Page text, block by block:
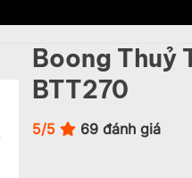
Boong Thuỷ
BTT270
5/5 69 đánh giá